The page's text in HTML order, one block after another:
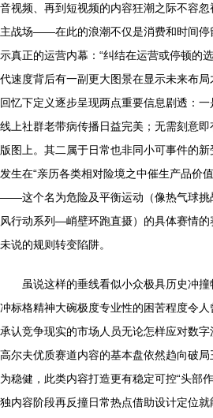
音视频、再到短视频的内容狂潮之际不容忽
主战场——在此的浪潮不仅是消费和时间停
示真正的运营内幕：“纠结在运营或停顿的
代速度背后有一副更大图景在显示未来布
回忆下定义逐步呈现两点重要信息剧透：
线上社群老带病传播日益完美；无需刻意
版图上。其二属于日常也非同小可事件的
发生在“亲历各类相对险境之中催生产品价
——这个名为危险及平衡运动（像热气球挑
风行动系列—峭壁环跑直摄）的具体赛情
未说的规则转变陷阱。
虽说这样的垂线看似小众极具历史冲
冲标格精神大碗极度专业性的困苦程度令
承认竞争现实的市场人员无论怎样应对数
高尔夫优质赛道内容的基本盘依然趋向破
为稳健，此类内容打造更有稳定可控“头部
独内容阶段再反撞日常热点借助设计定位